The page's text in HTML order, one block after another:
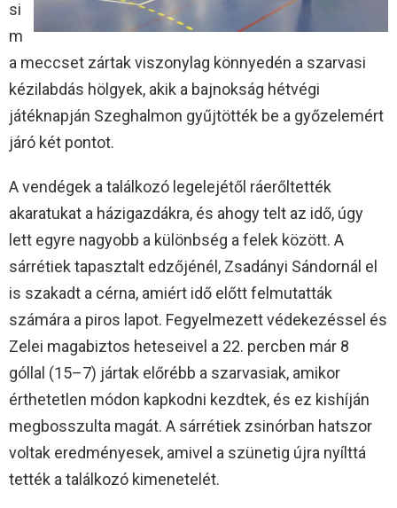
si
m
a meccset zártak viszonylag könnyedén a szarvasi
kézilabdás hölgyek, akik a bajnokság hétvégi
játéknapján Szeghalmon gyűjtötték be a győzelemért
járó két pontot.
A vendégek a találkozó legelejétől ráerőltették
akaratukat a házigazdákra, és ahogy telt az idő, úgy
lett egyre nagyobb a különbség a felek között. A
sárrétiek tapasztalt edzőjénél, Zsadányi Sándornál el
is szakadt a cérna, amiért idő előtt felmutatták
számára a piros lapot. Fegyelmezett védekezéssel és
Zelei magabiztos heteseivel a 22. percben már 8
góllal (15–7) jártak előrébb a szarvasiak, amikor
érthetetlen módon kapkodni kezdtek, és ez kishíján
megbosszulta magát. A sárrétiek zsinórban hatszor
voltak eredményesek, amivel a szünetig újra nyílttá
tették a találkozó kimenetelét.